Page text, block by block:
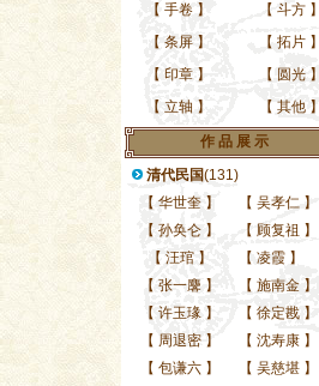
【 手卷 】 【 斗方 】
【 条屏 】 【 拓片 】
【 印章 】 【 圆光 】
【 立轴 】 【 其他 】
作 品 展 示
清代民国(131)
【 华世奎 】 【 吴孝仁 】
【 孙奂仑 】 【 顾复祖 】
【 汪琯 】 【 凌霞 】
【 张一麐 】 【 施南金 】
【 许玉瑑 】 【 徐定戡 】
【 周退密 】 【 沈寿康 】
【 包谦六 】 【 吴慈堪 】